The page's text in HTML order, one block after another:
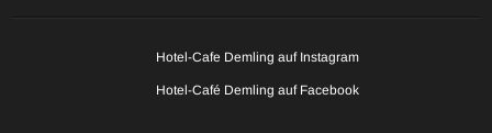
Hotel-Cafe Demling auf Instagram
Hotel-Café Demling auf Facebook